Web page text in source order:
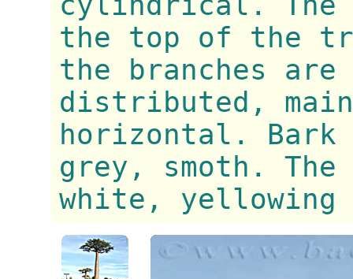
the top of the
the branches
distributed,
horizontal. Bark
grey, smoth.
white, yellowing